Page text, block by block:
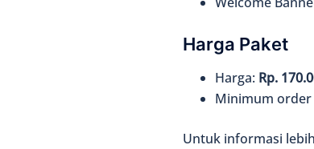
Harga Paket
Harga: Rp.
Minimum order
Untuk informasi